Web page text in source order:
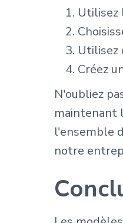
Utilisez
Utilisez
Créez
N'oubliez
maintenant
l'ensemble
notre